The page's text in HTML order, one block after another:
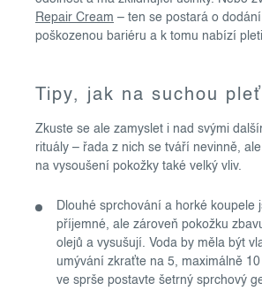
Repair Cream – ten se postará o
poškozenou bariéru a k tomu nabízí
Tipy, jak na suchou
Zkuste se ale zamyslet i nad svými
rituály – řada z nich se tváří nevinně,
na vysoušení pokožky také velký vliv.
Dlouhé sprchování a horké koupele
příjemné, ale zároveň pokožku
olejů a vysušují. Voda by měla být
umývání zkraťte na 5, maximálně
ve sprše postavte šetrný sprchový